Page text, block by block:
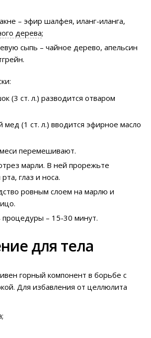
– эфир шалфея, иланг-иланга,
дерева;
сыпь – чайное дерево, апельсин
(3 ст. л.) разводится отваром
мед (1 ст. л.) вводится эфирное масло
перемешивают.
марли. В ней прорежьте
глаз и носа.
ровным слоем на марлю и
процедуры – 15-30 минут.
для тела
горный компонент в борьбе с
Для избавления от целлюлита